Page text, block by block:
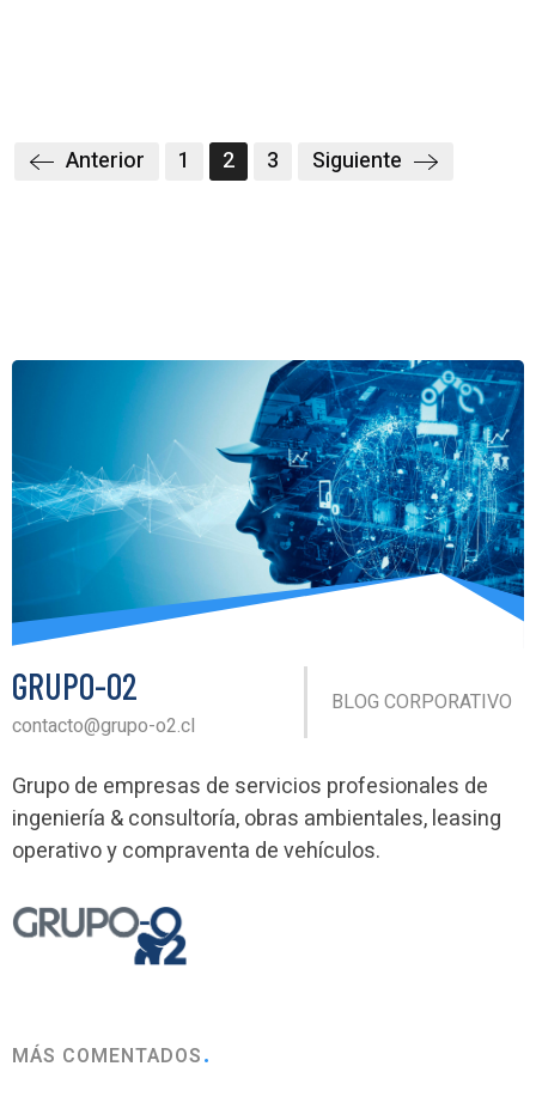
Anterior 1 2 3 Siguiente
GRUPO-O2
contacto@grupo-o2.cl
BLOG CORPORATIVO
Grupo de empresas de servicios profesionales de
ingeniería & consultoría, obras ambientales, leasing
operativo y compraventa de vehículos.
MÁS COMENTADOS